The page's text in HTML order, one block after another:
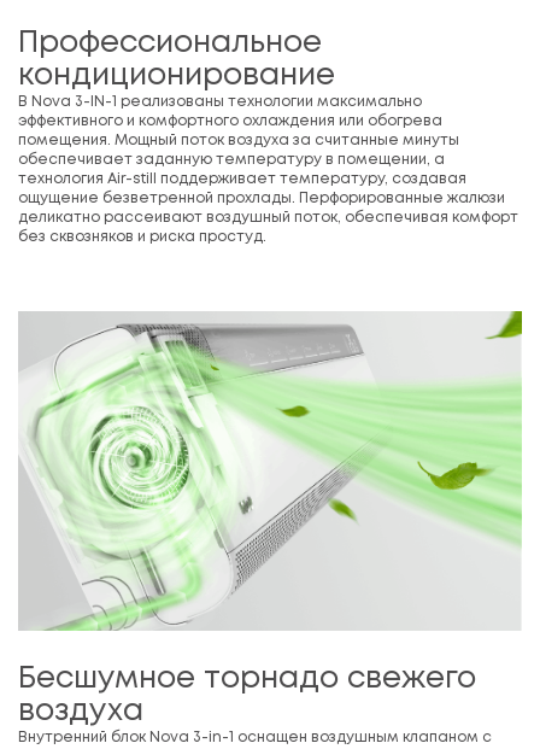
Профессиональное
кондиционирование
В Nova 3-IN-1 реализованы технологии максимально
эффективного и комфортного охлаждения или обогрева
помещения. Мощный поток воздуха за считанные минуты
обеспечивает заданную температуру в помещении, а
технология Air-still поддерживает температуру, создавая
ощущение безветренной прохлады. Перфорированные жалюзи
деликатно рассеивают воздушный поток, обеспечивая комфорт
без сквозняков и риска простуд.
Бесшумное торнадо свежего
воздуха
Внутренний блок Nova 3-in-1 оснащен воздушным клапаном с